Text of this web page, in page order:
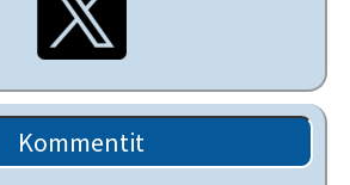
Kommentit